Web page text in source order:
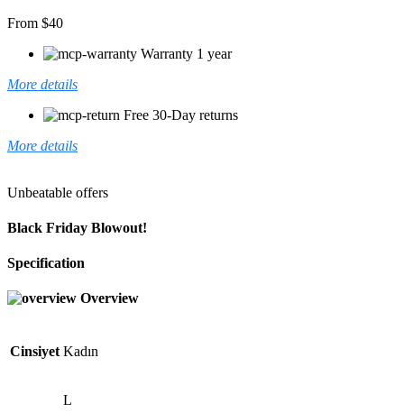
From $40
Warranty 1 year
More details
Free 30-Day returns
More details
Unbeatable offers
Black Friday Blowout!
Specification
Overview
Cinsiyet Kadın
L